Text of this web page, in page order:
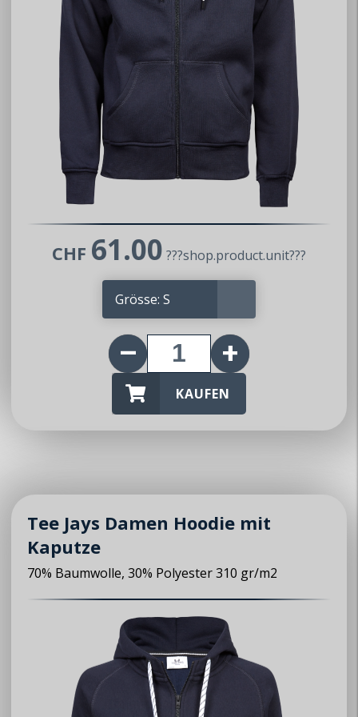
CHF 61.00 ???shop.product.unit???
KAUFEN
Tee Jays Damen Hoodie mit
Kaputze
70% Baumwolle, 30% Polyester 310 gr/m2